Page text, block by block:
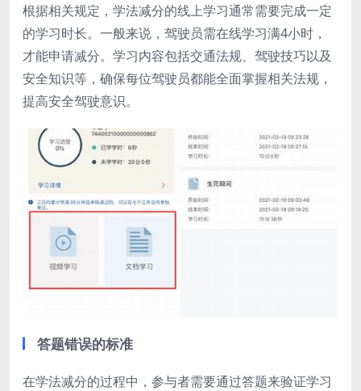
根据相关规定，学法减分的线上学习通常需要完成一定
的学习时长。一般来说，驾驶员需在线学习满4小时，
才能申请减分。学习内容包括交通法规、驾驶技巧以及
安全知识等，确保每位驾驶员都能全面掌握相关法规，
提高安全驾驶意识。
答题错误的标准
在学法减分的过程中，参与者需要通过答题来验证学习